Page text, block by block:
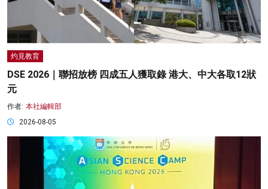
灼見教育
DSE 2026｜聯招放榜 四成五人獲取錄 港大、中大各取12狀
元
作者: 本社編輯部
2026-08-05